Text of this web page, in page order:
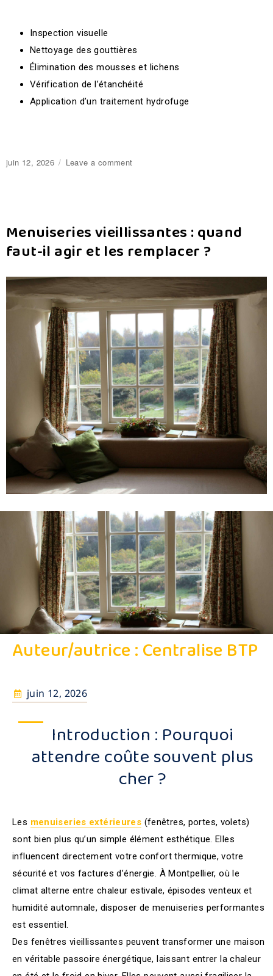
Inspection visuelle
Nettoyage des gouttières
Élimination des mousses et lichens
Vérification de l’étanchéité
Application d’un traitement hydrofuge
juin 12, 2026 Leave a comment
Menuiseries vieillissantes : quand
faut-il agir et les remplacer ?
Auteur/autrice :Centralise BTP
juin 12, 2026
Introduction : Pourquoi
attendre coûte souvent plus
cher ?
Les menuiseries extérieures (fenêtres, portes, volets)
sont bien plus qu’un simple élément esthétique. Elles
influencent directement votre confort thermique, votre
sécurité et vos factures d’énergie. À Montpellier, où le
climat alterne entre chaleur estivale, épisodes venteux et
humidité automnale, disposer de menuiseries performantes
est essentiel.
Des fenêtres vieillissantes peuvent transformer une maison
en véritable passoire énergétique, laissant entrer la chaleur